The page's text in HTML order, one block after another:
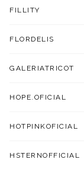
FILLITY
FLORDELIS
GALERIATRICOT
HOPE.OFICIAL
HOTPINKOFICIAL
HSTERNOFFICIAL